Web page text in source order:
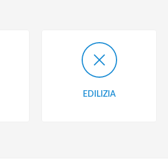
EDILIZIA